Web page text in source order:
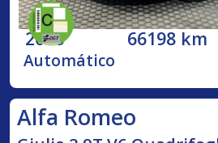
2018 66198 km
Automático
Alfa Romeo